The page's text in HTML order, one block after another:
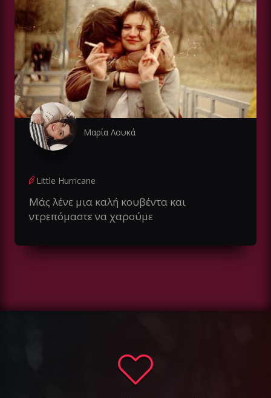
Μαρία Λουκά
Little Hurricane
Μάς λένε μια καλή κουβέντα και
ντρεπόμαστε να χαρούμε